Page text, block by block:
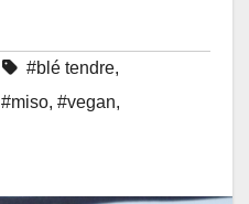
#blé tendre,
#miso, #vegan,